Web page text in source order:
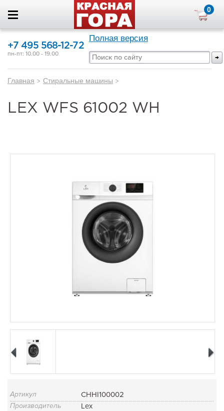
0
+7 495 568-12-72
пн-пт: 10.00 - 19.00
Полная версия
Главная > Стиральные машины >
LEX WFS 61002 WH
Артикул CHHI100002
Производитель Lex